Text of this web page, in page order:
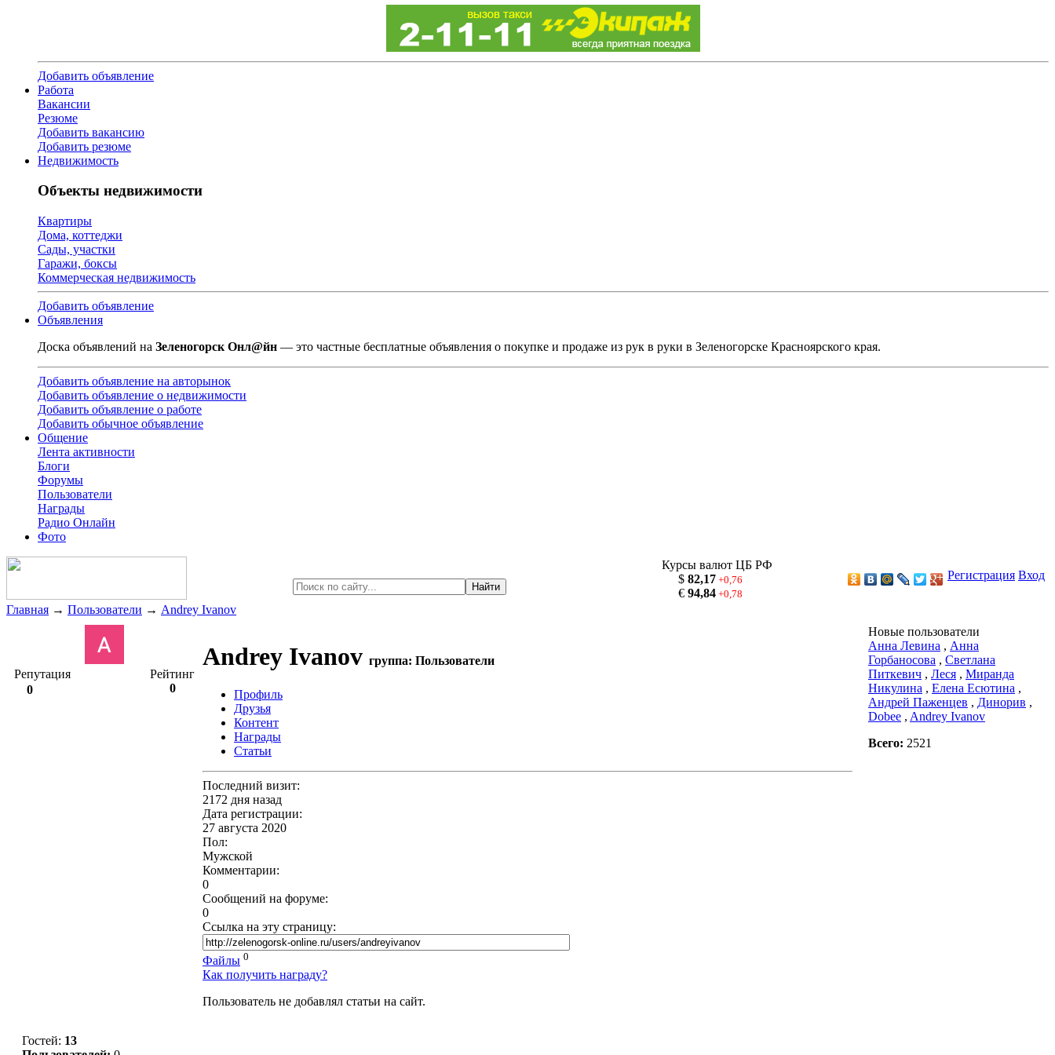
Добавить объявление
Работа
Вакансии
Резюме
Добавить вакансию
Добавить резюме
Недвижимость
Объекты недвижимости
Квартиры
Дома, коттеджи
Сады, участки
Гаражи, боксы
Коммерческая недвижимость
Добавить объявление
Объявления
Доска объявлений на Зеленогорск Онл@йн — это частные бесплатные объявления о покупке и продаже из рук в руки в Зеленогорске Красноярского края.
Добавить объявление на авторынок
Добавить объявление о недвижимости
Добавить объявление о работе
Добавить обычное объявление
Общение
Лента активности
Блоги
Форумы
Пользователи
Награды
Радио Онлайн
Фото
Найти
Курсы валют ЦБ РФ
$ 82,17+0,76
€ 94,84+0,78
Регистрация Вход
Главная → Пользователи → Andrey Ivanov
Репутация
0
Рейтинг
0
Andrey Ivanov группа: Пользователи
Профиль
Друзья
Контент
Награды
Статьи
Последний визит:
2172 дня назад
Дата регистрации:
27 августа 2020
Пол:
Мужской
Комментарии:
0
Cообщений на форуме:
0
Ссылка на эту страницу:
Файлы 0
Как получить награду?
Пользователь не добавлял статьи на сайт.
Гостей: 13
Новые пользователи
Анна Левина , Анна
Горбаносова , Светлана
Питкевич , Леся , Миранда
Никулина , Елена Есютина ,
Андрей Паженцев , Динорив ,
Dobee , Andrey Ivanov
Всего: 2521